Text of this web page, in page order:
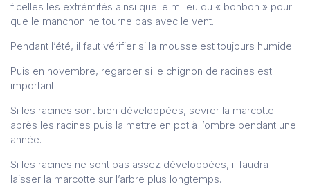
ficelles les extrémités ainsi que le milieu du « bonbon » pour
que le manchon ne tourne pas avec le vent.
Pendant l’été, il faut vérifier si la mousse est toujours humide
Puis en novembre, regarder si le chignon de racines est
important
Si les racines sont bien développées, sevrer la marcotte
après les racines puis la mettre en pot à l’ombre pendant une
année.
Si les racines ne sont pas assez développées, il faudra
laisser la marcotte sur l’arbre plus longtemps.